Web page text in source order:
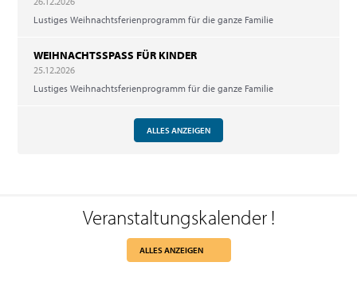
Lustiges Weihnachtsferienprogramm für die ganze Familie
WEIHNACHTSSPASS FÜR KINDER
25.12.2026
Lustiges Weihnachtsferienprogramm für die ganze Familie
ALLES ANZEIGEN
Veranstaltungskalender!
ALLES ANZEIGEN